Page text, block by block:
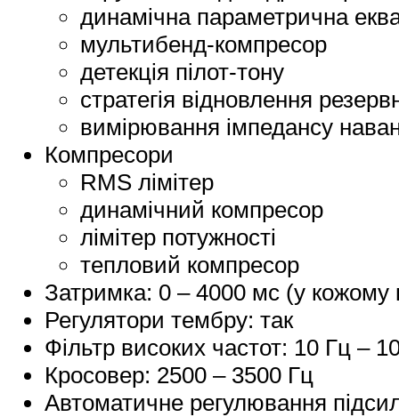
динамічна параметрична
мультибенд-компресор
детекція пілот-тону
стратегія відновлення
вимірювання імпедансу
Компресори
RMS лімітер
динамічний компресор
лімітер потужності
тепловий компресор
Затримка: 0 – 4000 мс (у кожому
Регулятори тембру: так
Фільтр високих частот: 10 Гц –
Кросовер: 2500 – 3500 Гц
Автоматичне регулювання